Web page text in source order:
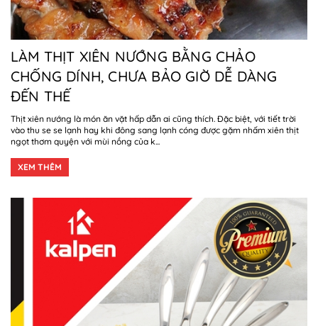
LÀM THỊT XIÊN NƯỚNG BẰNG CHẢO
CHỐNG DÍNH, CHƯA BẢO GIỜ DỄ DÀNG
ĐẾN THẾ
Thịt xiên nướng là món ăn vặt hấp dẫn ai cũng thích. Đặc biệt, với tiết trời
vào thu se se lạnh hay khi đông sang lạnh cóng được gặm nhấm xiên thịt
ngọt thơm quyện với mùi nồng của k...
XEM THÊM